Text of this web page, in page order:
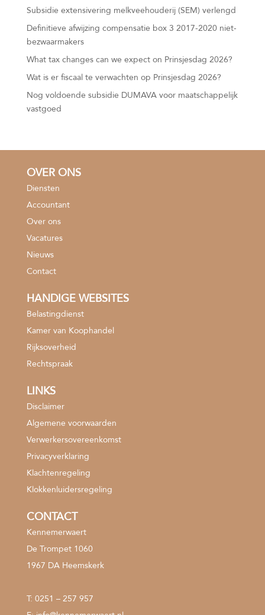
Subsidie extensivering melkveehouderij (SEM) verlengd
Definitieve afwijzing compensatie box 3 2017-2020 niet-
bezwaarmakers
What tax changes can we expect on Prinsjesdag 2026?
Wat is er fiscaal te verwachten op Prinsjesdag 2026?
Nog voldoende subsidie DUMAVA voor maatschappelijk
vastgoed
OVER ONS
Diensten
Accountant
Over ons
Vacatures
Nieuws
Contact
HANDIGE WEBSITES
Belastingdienst
Kamer van Koophandel
Rijksoverheid
Rechtspraak
LINKS
Disclaimer
Algemene voorwaarden
Verwerkersovereenkomst
Privacyverklaring
Klachtenregeling
Klokkenluidersregeling
CONTACT
Kennemerwaert
De Trompet 1060
1967 DA Heemskerk
T: 0251 – 257 957